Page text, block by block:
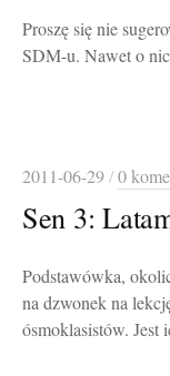
Proszę się nie
SDM-u. Nawet o
2011-06-29/0
Sen 3:
Podstawówka,
na dzwonek na
ósmoklasistów. Jest